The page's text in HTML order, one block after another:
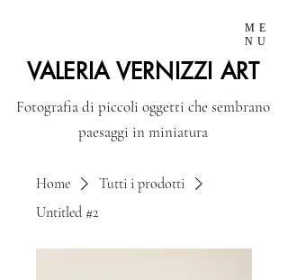
ME
NU
VALERIA VERNIZZI ART
Fotografia di piccoli oggetti che sembrano
paesaggi in miniatura
Home
Tutti i prodotti
Untitled #2